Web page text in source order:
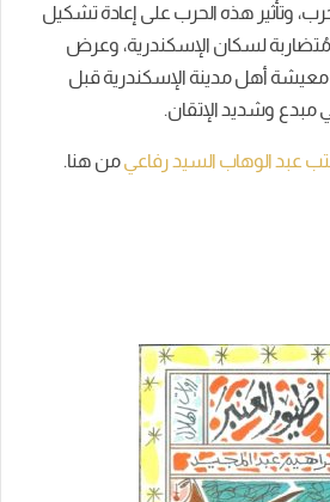
وتأثير هذه الحرب على إعادة تشكيل
لسكان الإسكندرية، وعرض
معيشة أهل مدينة الإسكندرية قبل
وشديد الإتقان.
عبد الوهاب السيد رفاعيمن هنا.